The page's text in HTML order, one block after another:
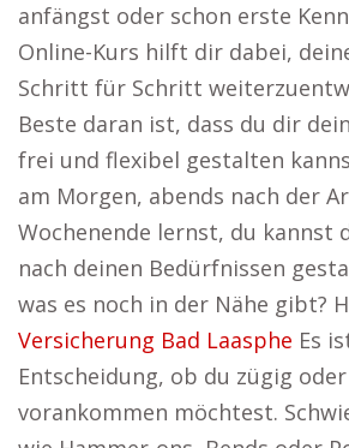
anfängst oder schon erste
Online-Kurs hilft dir dabei,
Schritt für Schritt
Beste daran ist, dass du dir
frei und flexibel gestalten
am Morgen, abends nach der
Wochenende lernst, du kannst
nach deinen Bedürfnissen
was es noch in der Nähe gibt?
Versicherung Bad Laasphe Es
Entscheidung, ob du zügig
vorankommen möchtest.